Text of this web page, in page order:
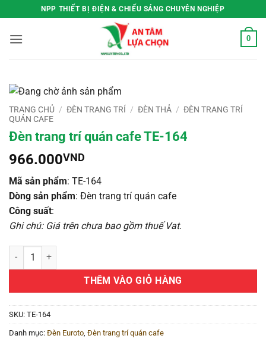
qua
nội
NPP THIẾT BỊ ĐIỆN & CHIẾU SÁNG CHUYÊN NGHIỆP
0
TRANG CHỦ / ĐÈN TRANG TRÍ / ĐÈN THẢ / ĐÈN TRANG TRÍ
QUÁN CAFE
Đèn trang trí quán cafe TE-164
966.000VND
Mã sản phẩm: TE-164
Dòng sản phẩm: Đèn trang trí quán cafe
Công suất:
Ghi chú: Giá trên chưa bao gồm thuế Vat.
Đèn trang trí quán cafe TE-164 số lượng
THÊM VÀO GIỎ HÀNG
SKU: TE-164
Danh mục: Đèn Euroto Đèn trang trí quán cafe